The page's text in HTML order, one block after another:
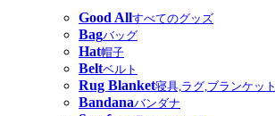
Good Allすべてのグッズ
Bagバッグ
Hat帽子
Beltベルト
Rug Blanket寝具,ラグ,ブランケット
Bandanaバンダナ